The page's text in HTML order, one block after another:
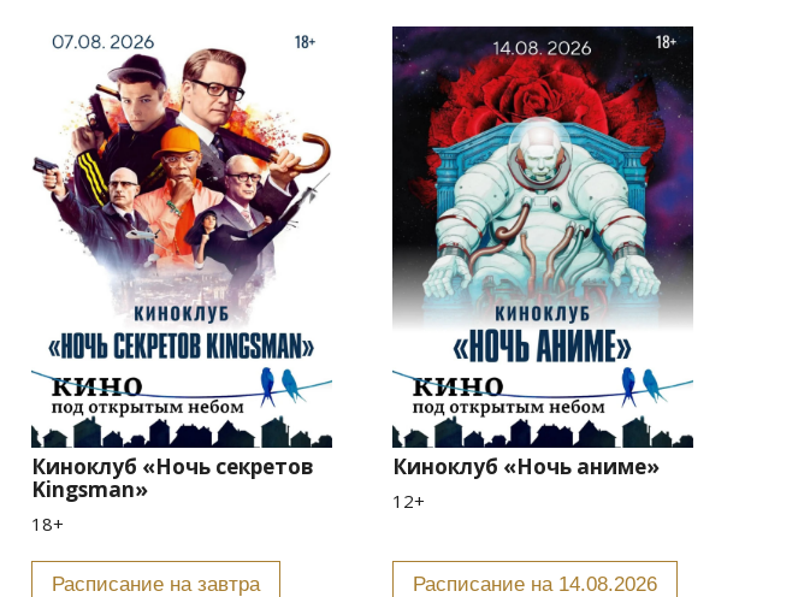
Киноклуб «Ночь секретов
Kingsman»
18+
Расписание на завтра
Киноклуб «Ночь аниме»
12+
Расписание на 14.08.2026